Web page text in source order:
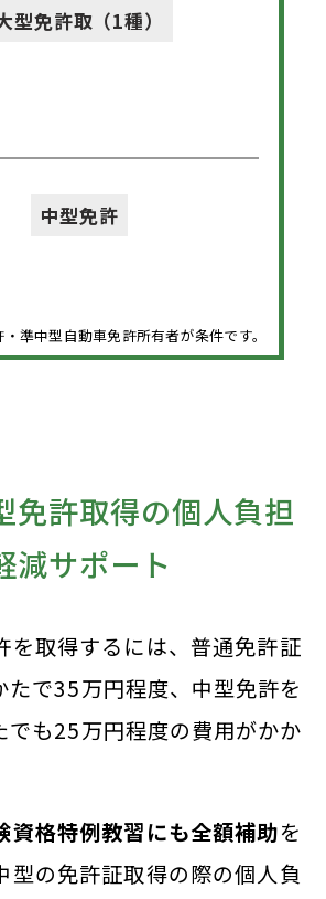
型免許取（1種）
中型免許
準中型自動車免許所有者が条件です。
免許取得の個人負担
減サポート
を取得するには、普通免許証
たで35万円程度、中型免許を
でも25万円程度の費用がかか
資格特例教習にも全額補助を
型の免許証取得の際の個人負